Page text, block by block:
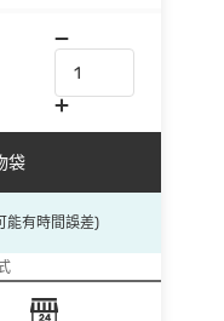
袋
能有時間誤差)